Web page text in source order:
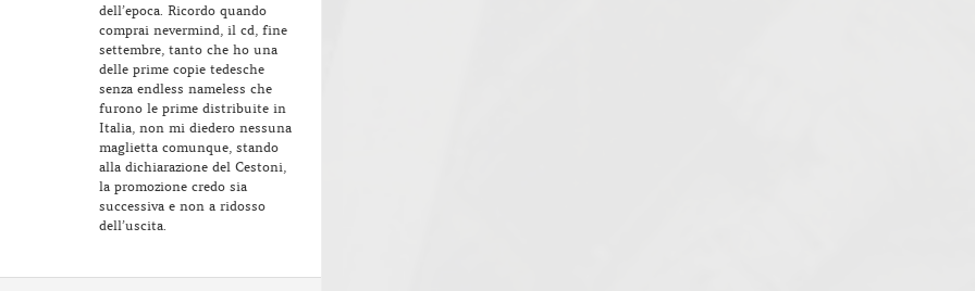
dell’epoca. Ricordo quando
comprai nevermind, il cd, fine
settembre, tanto che ho una
delle prime copie tedesche
senza endless nameless che
furono le prime distribuite in
Italia, non mi diedero nessuna
maglietta comunque, stando
alla dichiarazione del Cestoni,
la promozione credo sia
successiva e non a ridosso
dell’uscita.